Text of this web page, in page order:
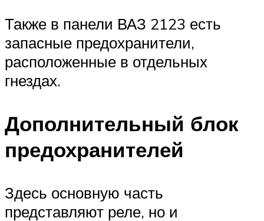
Также в панели ВАЗ 2123 есть
запасные предохранители,
расположенные в отдельных
гнездах.
Дополнительный блок
предохранителей
Здесь основную часть
представляют реле, но и